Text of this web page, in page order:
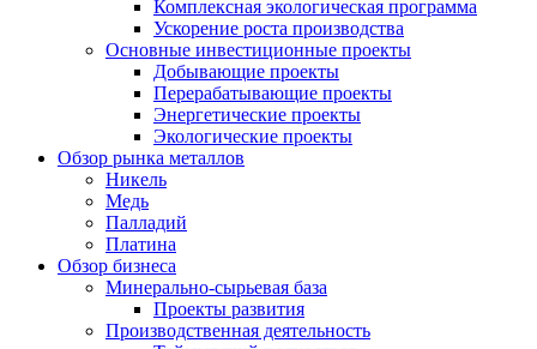
Комплексная экологическая программа
Ускорение роста производства
Основные инвестиционные проекты
Добывающие проекты
Перерабатывающие проекты
Энергетические проекты
Экологические проекты
Обзор рынка металлов
Никель
Медь
Палладий
Платина
Обзор бизнеса
Минерально-сырьевая база
Проекты развития
Производственная деятельность